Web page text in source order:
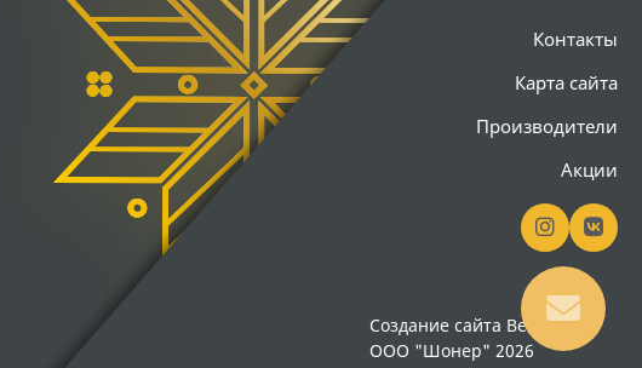
Контакты
Карта сайта
Производители
Акции
Создание сайта Вебсайт18
ООО "Шонер" 2026